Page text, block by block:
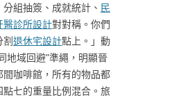
組抽簽、成就統計、 民
醫診所設計對對稱。你們
割退休宅設計點上。」動
地域回避”準繩，明顯晉
咖啡館，所有的物品都
七的重量比例混合。旅